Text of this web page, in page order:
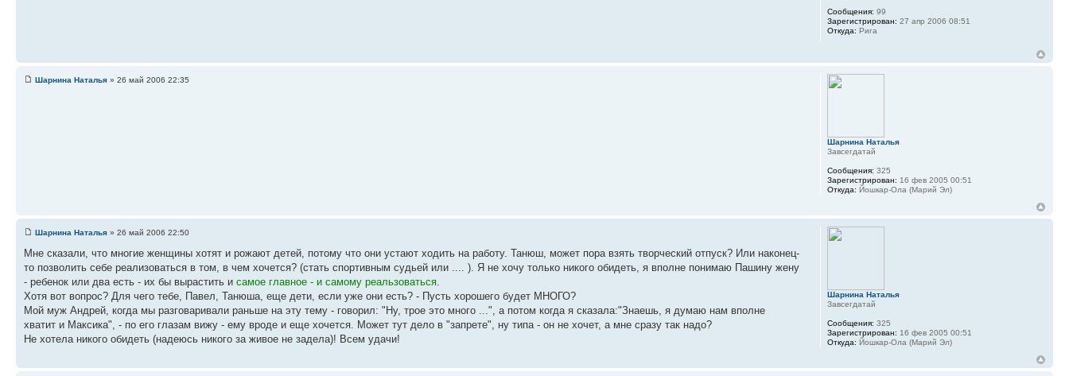
Сообщения: 99
Зарегистрирован: 27 апр 2006 08:51
Откуда: Рига
Шарнина Наталья » 26 май 2006 22:35
Шарнина Наталья
Завсегдатай
Сообщения: 325
Зарегистрирован: 16 фев 2005 00:51
Откуда: Йошкар-Ола (Марий Эл)
Шарнина Наталья » 26 май 2006 22:50
Мне сказали, что многие женщины хотят и рожают детей, потому что они устают ходить на работу. Танюш, может пора взять творческий отпуск? Или наконец-
то позволить себе реализоваться в том, в чем хочется? (стать спортивным судьей или .... ). Я не хочу только никого обидеть, я вполне понимаю Пашину жену
- ребенок или два есть - их бы вырастить и самое главное - и самому реальзоваться
Хотя вот вопрос? Для чего тебе, Павел, Танюша, еще дети, если уже они есть? - Пусть хорошего будет МНОГО?
Мой муж Андрей, когда мы разговаривали раньше на эту тему - говорил: "Ну, трое это много ...", а потом когда я сказала:"Знаешь, я думаю нам вполне
хватит и Максика", - по его глазам вижу - ему вроде и еще хочется. Может тут дело в "запрете", ну типа - он не хочет, а мне сразу так надо?
Не хотела никого обидеть (надеюсь никого за живое не задела)! Всем удачи!
Шарнина Наталья
Завсегдатай
Сообщения: 325
Зарегистрирован: 16 фев 2005 00:51
Откуда: Йошкар-Ола (Марий Эл)